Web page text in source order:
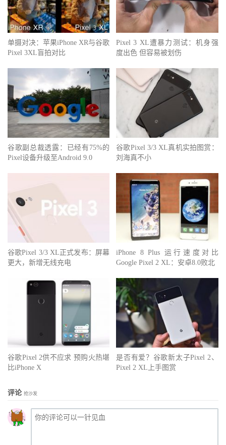
单摄对决：苹果iPhone XR与谷歌
Pixel 3XL盲拍对比
Pixel 3 XL遭暴力测试：机身强
度出色 但容易被划伤
谷歌副总裁透露：已经有75%的
Pixel设备升级至Android 9.0
谷歌Pixel 3/3 XL真机实拍图赏：
刘海真不小
谷歌Pixel 3/3 XL正式发布：屏幕
更大，新增无线充电
iPhone 8 Plus 运行速度对比
Google Pixel 2 XL：安卓8.0败北
谷歌Pixel 2供不应求 预购火热堪
比iPhone X
是否有爱？谷歌新太子Pixel 2、
Pixel 2 XL上手图赏
评论 抢沙发